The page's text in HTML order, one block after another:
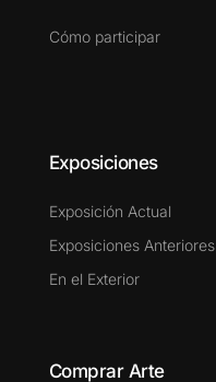
Cómo participar
Exposiciones
Exposición Actual
Exposiciones Anteriores
En el Exterior
Comprar Arte